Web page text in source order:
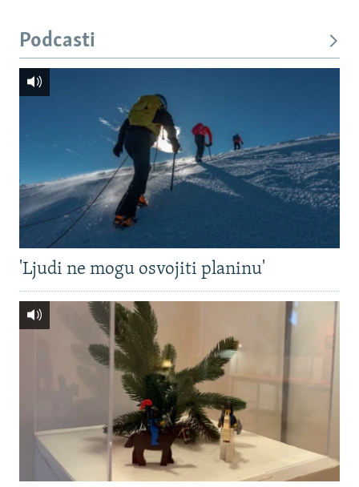
Podcasti
'Ljudi ne mogu osvojiti planinu'